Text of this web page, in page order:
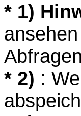
* 1)
* 2) :